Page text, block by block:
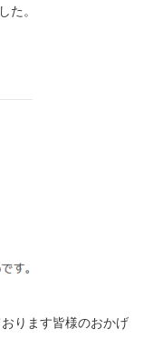
た。
ります皆様のおかげ